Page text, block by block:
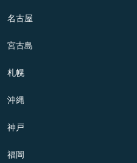
名古屋
宮古島
札幌
沖縄
神戸
福岡